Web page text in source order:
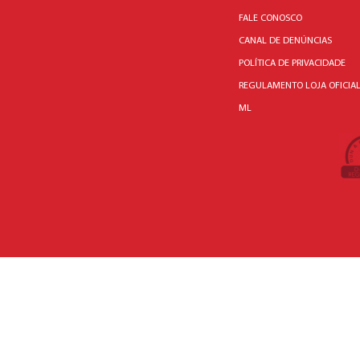
FALE CONOSCO
CANAL DE DENÚNCIAS
POLÍTICA DE PRIVACIDADE
REGULAMENTO LOJA OFICIAL
ML